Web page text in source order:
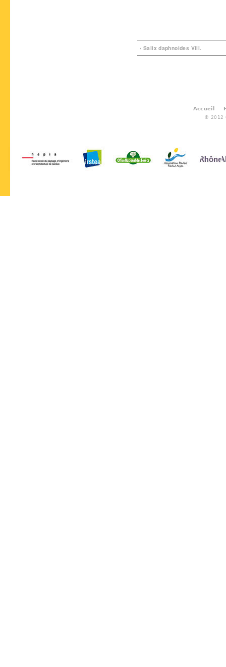
‹ Salix daphnoides Vill.
Accueil
© 2012